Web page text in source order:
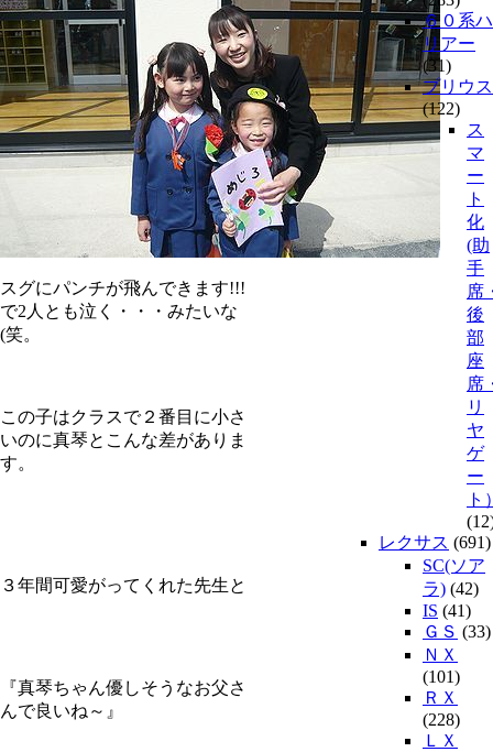
スグにパンチが飛んできます!!!
で2人とも泣く・・・みたいな
(笑。
この子はクラスで２番目に小さ
いのに真琴とこんな差がありま
す。
３年間可愛がってくれた先生と
『真琴ちゃん優しそうなお父さ
んで良いね～』
６０系ハ
リアー
(31)
プリウス
(122)
ス
マ
ー
ト
化
(助
手
席
後
部
座
席
リ
ヤ
ゲ
ー
ト
レクサス (691)
SC(ソア
ラ) (42)
IS (41)
ＧＳ (33)
ＮＸ
(101)
ＲＸ
(228)
ＬＸ